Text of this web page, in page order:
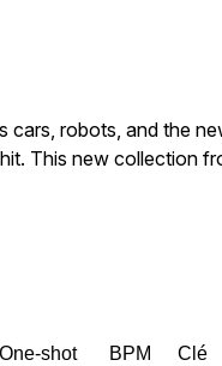
you will find Bass Loops,
shot BPM Clé